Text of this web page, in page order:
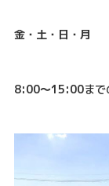
金・土・日・月
8:00～15:00まで